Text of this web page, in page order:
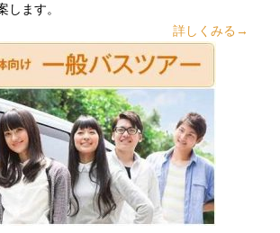
します。
詳しくみる→